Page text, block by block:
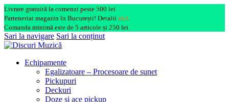
Livrare gratuită la comenzi peste 500 lei.
Parteneriat magazin în București! Detalii aici.
Comanda minimă este de 5 articole și 250 lei.
Sari la navigare Sari la conținut
Echipamente
Egalizatoare – Procesoare de sunet
Pickupuri
Deckuri
Doze si ace pickup